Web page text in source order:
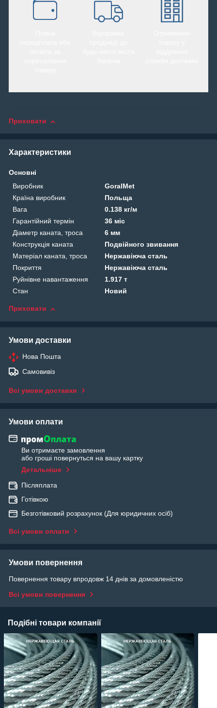
Приховати
Характеристики
Основні
Виробник
GoralMet
Країна виробник
Польща
Вага
0.138 кг/м
Гарантійний термін
36 міс
Діаметр каната, троса
6 мм
Конструкція каната
Подвійного звивання
Матеріал каната, троса
Нержавіюча сталь
Покриття
Нержавіюча сталь
Руйнівне навантаження
1.917 т
Стан
Новий
Приховати
Умови доставки
Нова Пошта
Самовивіз
Всі умови доставки
Умови оплати
Ви отримаєте замовлення
або гроші повернуться на вашу картку
Детальніше
Післяплата
Готівкою
Безготівковий розрахунок (Для юридичних осіб)
Всі умови оплати
Умови повернення
Повернення товару впродовж 14 днів за домовленістю
Всі умови повернення
Подібні товари компанії